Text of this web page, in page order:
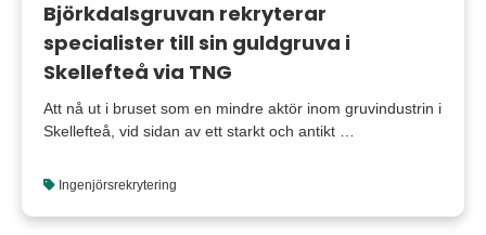
Björkdalsgruvan rekryterar
specialister till sin guldgruva i
Skellefteå via TNG
Att nå ut i bruset som en mindre aktör inom gruvindustrin i
Skellefteå, vid sidan av ett starkt och antikt …
Ingenjörsrekrytering